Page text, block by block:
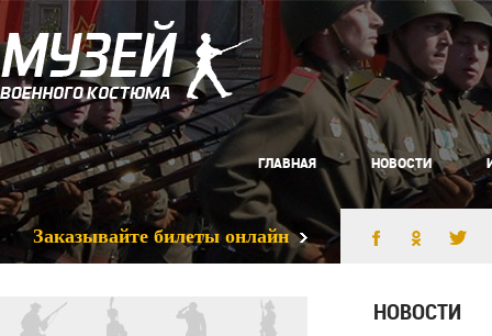
ГЛАВНАЯ НОВОСТИ
Заказывайте билеты онлайн
НОВОСТИ